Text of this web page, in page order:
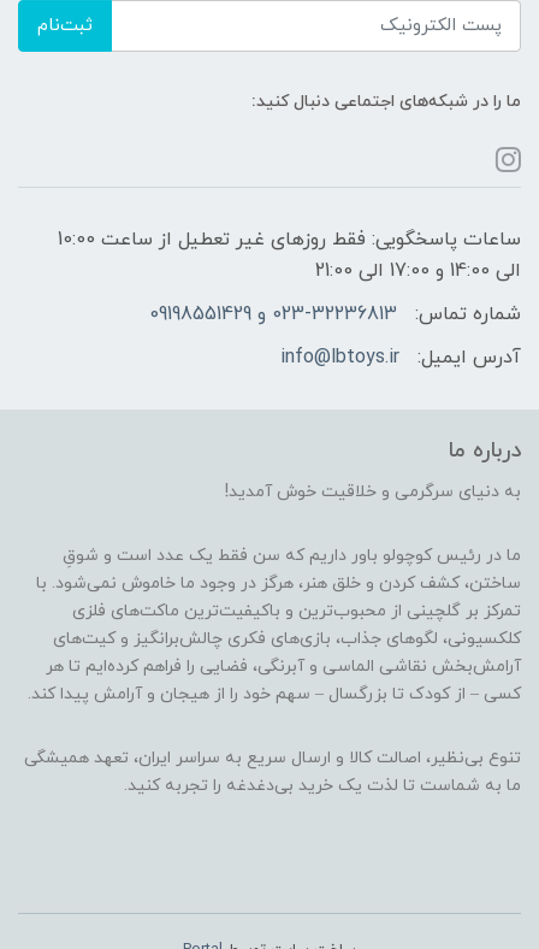
ثبت‌نام
ما را در شبکه‌های اجتماعی دنبال کنید:
ساعات پاسخگویی: فقط روزهای غیر تعطیل از ساعت 10:00
الی 14:00 و 17:00 الی 21:00
شماره تماس:
023-32236813 و 09198551429
آدرس ایمیل:
info@lbtoys.ir
درباره ما
به دنیای سرگرمی و خلاقیت خوش آمدید!
ما در رئیس کوچولو باور داریم که سن فقط یک عدد است و شوقِ
ساختن، کشف کردن و خلق هنر، هرگز در وجود ما خاموش نمی‌شود. با
تمرکز بر گلچینی از محبوب‌ترین و باکیفیت‌ترین ماکت‌های فلزی
کلکسیونی، لگوهای جذاب، بازی‌های فکری چالش‌برانگیز و کیت‌های
آرامش‌بخش نقاشی الماسی و آبرنگی، فضایی را فراهم کرده‌ایم تا هر
کسی – از کودک تا بزرگسال – سهم خود را از هیجان و آرامش پیدا کند.
تنوع بی‌نظیر، اصالت کالا و ارسال سریع به سراسر ایران، تعهد همیشگی
ما به شماست تا لذت یک خرید بی‌دغدغه را تجربه کنید.